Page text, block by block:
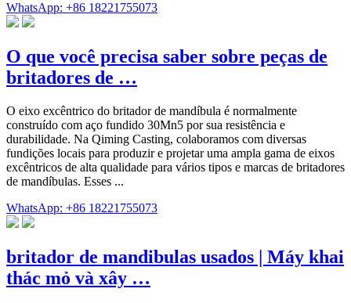
WhatsApp: +86 18221755073
O que você precisa saber sobre peças de
britadores de …
O eixo excêntrico do britador de mandíbula é normalmente
construído com aço fundido 30Mn5 por sua resistência e
durabilidade. Na Qiming Casting, colaboramos com diversas
fundições locais para produzir e projetar uma ampla gama de eixos
excêntricos de alta qualidade para vários tipos e marcas de britadores
de mandíbulas. Esses ...
WhatsApp: +86 18221755073
britador de mandibulas usados | Máy khai
thác mỏ và xây …